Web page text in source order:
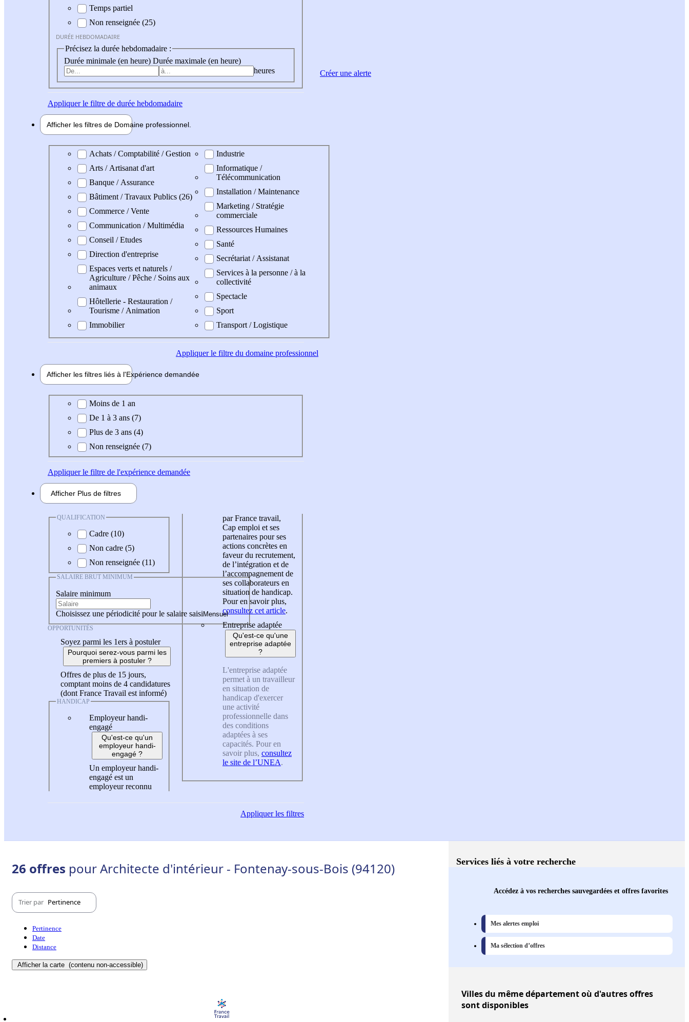
Temps partiel
Non renseignée (25)
DURÉE HEBDOMADAIRE
Précisez la durée hebdomadaire :
Durée minimale (en heure) Durée maximale (en heure)
heures
Appliquerle filtre de durée hebdomadaire
Afficher les filtres de Domaine professionnel
Domaine professionel
Achats / Comptabilité / Gestion
Arts / Artisanat d'art
Banque / Assurance
Bâtiment / Travaux Publics (26)
Commerce / Vente
Communication / Multimédia
Conseil / Etudes
Direction d'entreprise
Espaces verts et naturels /
Agriculture / Pêche / Soins aux
animaux
Hôtellerie - Restauration /
Tourisme / Animation
Immobilier
Industrie
Informatique /
Télécommunication
Installation / Maintenance
Marketing / Stratégie
commerciale
Ressources Humaines
Santé
Secrétariat / Assistanat
Services à la personne / à la
collectivité
Spectacle
Sport
Transport / Logistique
Appliquerle filtre du domaine professionnel
Afficher les filtres liés à l'Expérience demandée
Expérience demandée
Moins de 1 an
De 1 à 3 ans (7)
Plus de 3 ans (4)
Non renseignée (7)
Appliquerle filtre de l'expérience demandée
Afficher Plus de filtres
QUALIFICATION
Cadre (10)
Non cadre (5)
Non renseignée (11)
SALAIRE BRUT MINIMUM
Salaire minimum
Choisissez une périodicité pour le salaire saisi
OPPORTUNITÉS
Soyez parmi les 1ers à postuler
Pourquoi serez-vous parmi les
premiers à postuler ?
Offres de plus de 15 jours,
comptant moins de 4 candidatures
(dont France Travail est informé)
HANDICAP
Employeur handi-
engagé
Qu'est-ce qu'un
employeur handi-
engagé ?
Un employeur handi-
engagé est un
employeur reconnu
par France travail,
Cap emploi et ses
partenaires pour ses
actions concrètes en
faveur du recrutement,
de l’intégration et de
l’accompagnement de
ses collaborateurs en
situation de handicap.
Pour en savoir plus,
consultez cet article.
Entreprise adaptée
Qu'est-ce qu'une
entreprise adaptée
?
L'entreprise adaptée
permet à un travailleur
en situation de
handicap d'exercer
une activité
professionnelle dans
des conditions
adaptées à ses
capacités. Pour en
savoir plus, consultez
le site de l’UNEA.
Appliquerles filtres
Créer une alerte
26 offres pour Architecte d'intérieur - Fontenay-sous-Bois (94120)
Trier par Pertinence
Pertinence
Date
Distance
Afficher la carte (contenu non-accessible)
Services liés à votre recherche
Accédez à vos recherches sauvegardées et offres favorites
Mes alertes emploi
Ma sélection d’offres
Villesdu même département où d'autres offres
sont disponibles